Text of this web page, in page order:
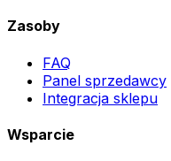
Zasoby
FAQ
Panel sprzedawcy
Integracja sklepu
Wsparcie